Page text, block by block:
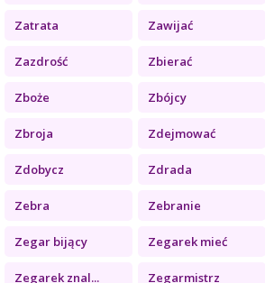
Zatrata Zawijać
Zazdrość Zbierać
Zboże Zbójcy
Zbroja Zdejmować
Zdobycz Zdrada
Zebra Zebranie
Zegar bijący Zegarek mieć
Zegarek znal... Zegarmistrz